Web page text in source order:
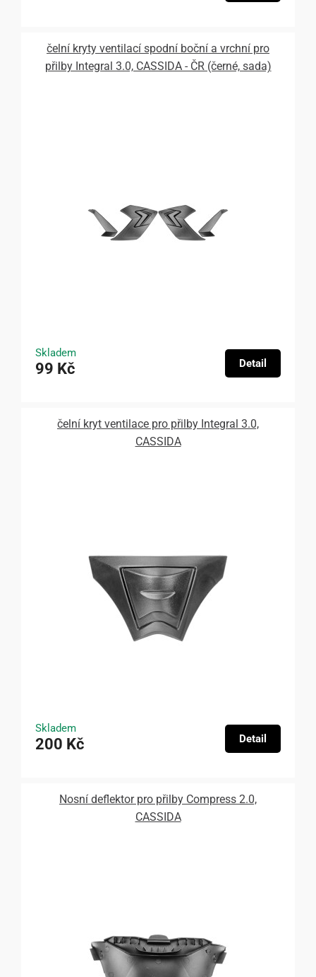
čelní kryty ventilací spodní boční a vrchní pro
přilby Integral 3.0, CASSIDA - ČR (černé, sada)
Skladem
99 Kč Detail
čelní kryt ventilace pro přilby Integral 3.0,
CASSIDA
Skladem
200 Kč Detail
Nosní deflektor pro přilby Compress 2.0,
CASSIDA